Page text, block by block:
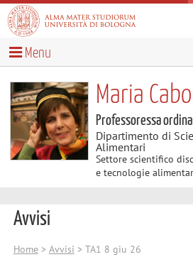
Menu
Maria
Professoressa
Dipartimento di
Alimentari
Settore scientifico
e tecnologie
Avvisi
Home> Avvisi > TA1 8 giu 26